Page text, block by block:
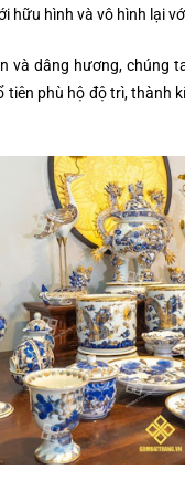
hữu hình và vô hình lại
và dâng hương, chúng
tiên phù hộ độ trì, thành